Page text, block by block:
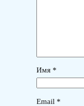
Имя *
Email *